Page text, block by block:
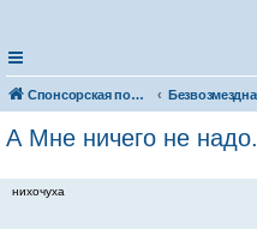
Спонсорская помощь. Разместите своё объявление в соответствующей рубрике
А Мне ничего не надо.
нихочуха